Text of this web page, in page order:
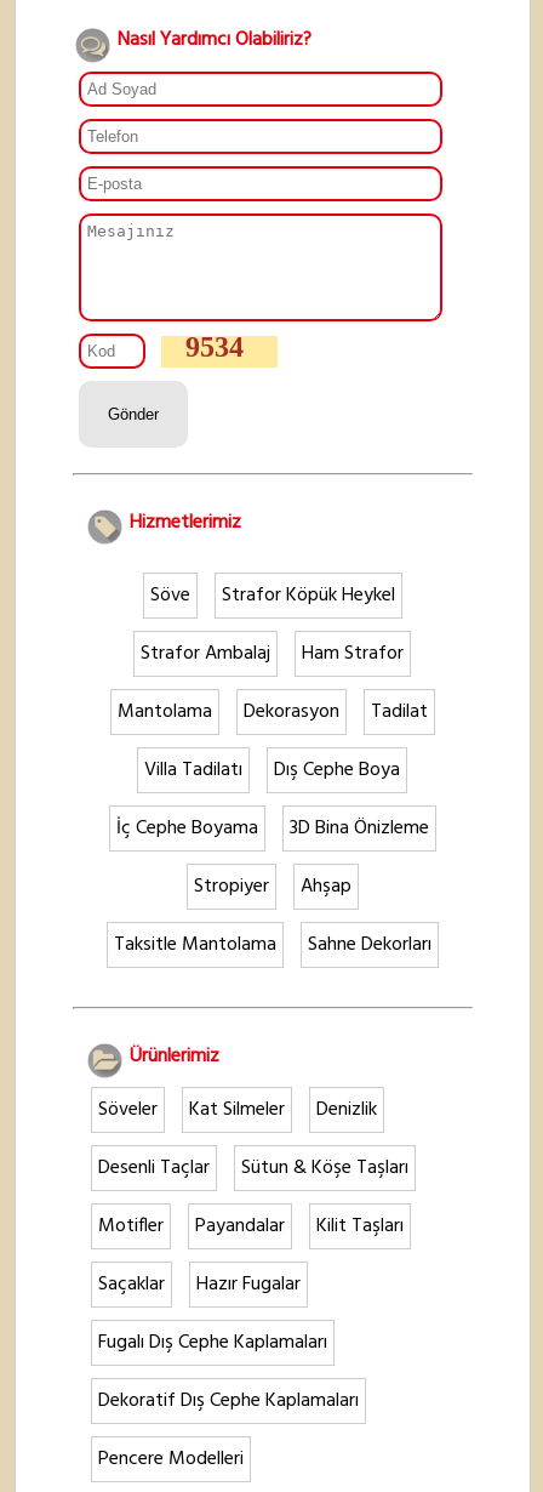
Nasıl Yardımcı Olabiliriz?
9534
Hizmetlerimiz
Söve
Strafor Köpük Heykel
Strafor Ambalaj
Ham Strafor
Mantolama
Dekorasyon
Tadilat
Villa Tadilatı
Dış Cephe Boya
İç Cephe Boyama
3D Bina Önizleme
Stropiyer
Ahşap
Taksitle Mantolama
Sahne Dekorları
Ürünlerimiz
Söveler
Kat Silmeler
Denizlik
Desenli Taçlar
Sütun & Köşe Taşları
Motifler
Payandalar
Kilit Taşları
Saçaklar
Hazır Fugalar
Fugalı Dış Cephe Kaplamaları
Dekoratif Dış Cephe Kaplamaları
Pencere Modelleri